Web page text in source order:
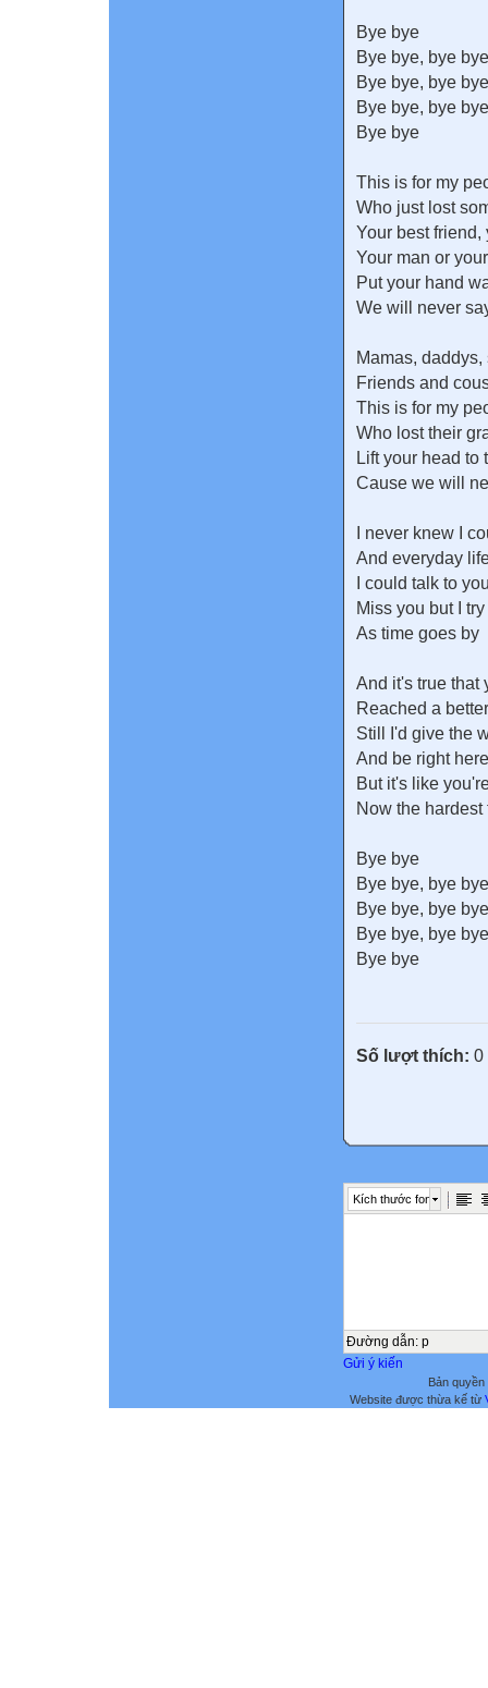
Bye bye
Bye bye, bye
Bye bye, bye
Bye bye, bye
Bye bye
This is for my
Who just lost
Your best friend,
Your man or
Put your hand
We will never
Mamas,
Friends and
This is for my
Who lost their
Lift your head to
Cause we will
I never knew I
And everyday
I could talk to
Miss you but I
As time goes by
And it's true that
Reached a
Still I'd give the
And be right
But it's like
Now the
Bye bye
Bye bye, bye
Bye bye, bye
Bye bye, bye
Bye bye
Số lượt thích: 0
Kích thước font
Đường dẫn: p
Gửi ý kiến
Bản
Website được thừa kế từ